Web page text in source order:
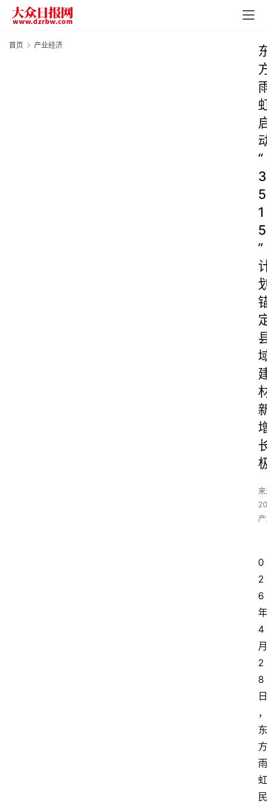
首页 产业经济
“
3
5
1
5
”
0
2
6
年
4
月
2
8
日
，
东
方
雨
虹
民